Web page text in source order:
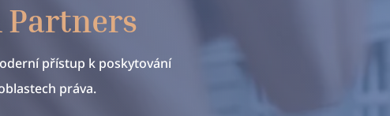
Partners
přístup k poskytování
práva.